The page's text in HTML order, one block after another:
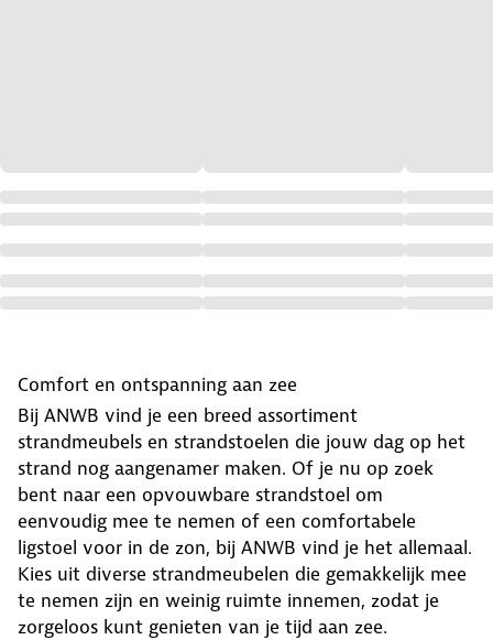
Comfort en ontspanning aan zee
Bij ANWB vind je een breed assortiment
strandmeubels en strandstoelen die jouw dag op het
strand nog aangenamer maken. Of je nu op zoek
bent naar een opvouwbare strandstoel om
eenvoudig mee te nemen of een comfortabele
ligstoel voor in de zon, bij ANWB vind je het allemaal.
Kies uit diverse strandmeubelen die gemakkelijk mee
te nemen zijn en weinig ruimte innemen, zodat je
zorgeloos kunt genieten van je tijd aan zee.